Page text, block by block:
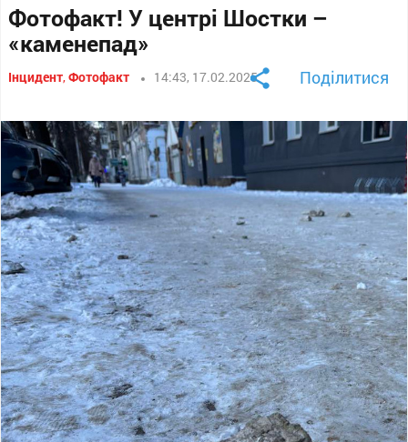
Фотофакт! У центрі Шостки –
«каменепад»
Інцидент,Фотофакт 14:43, 17.02.2025 Поділитися